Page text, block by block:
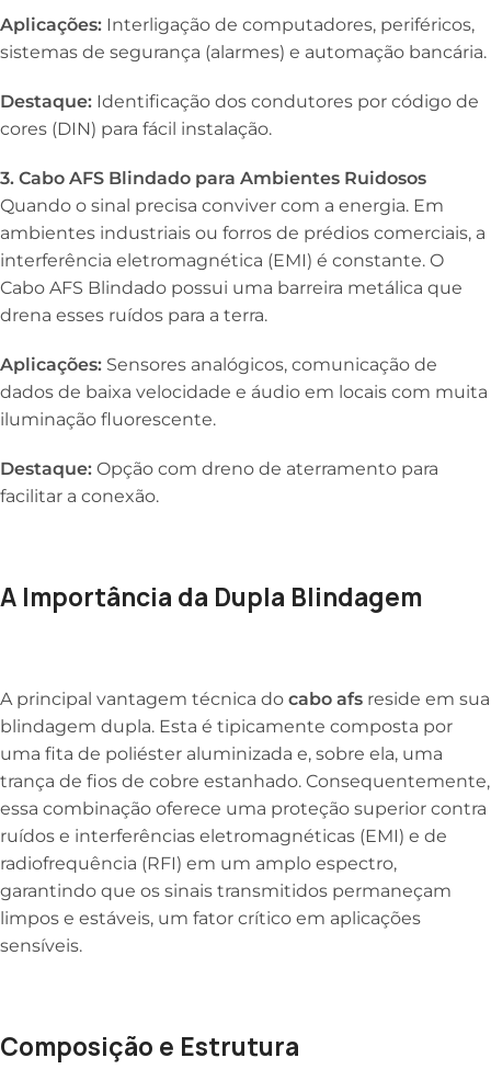
Aplicações: Interligação de computadores, periféricos,
sistemas de segurança (alarmes) e automação bancária.
Destaque: Identificação dos condutores por código de
cores (DIN) para fácil instalação.
3. Cabo AFS Blindado para Ambientes Ruidosos
Quando o sinal precisa conviver com a energia. Em
ambientes industriais ou forros de prédios comerciais, a
interferência eletromagnética (EMI) é constante. O
Cabo AFS Blindado possui uma barreira metálica que
drena esses ruídos para a terra.
Aplicações: Sensores analógicos, comunicação de
dados de baixa velocidade e áudio em locais com muita
iluminação fluorescente.
Destaque: Opção com dreno de aterramento para
facilitar a conexão.
A Importância da Dupla Blindagem
A principal vantagem técnica do cabo afs reside em sua
blindagem dupla. Esta é tipicamente composta por
uma fita de poliéster aluminizada e, sobre ela, uma
trança de fios de cobre estanhado. Consequentemente,
essa combinação oferece uma proteção superior contra
ruídos e interferências eletromagnéticas (EMI) e de
radiofrequência (RFI) em um amplo espectro,
garantindo que os sinais transmitidos permaneçam
limpos e estáveis, um fator crítico em aplicações
sensíveis.
Composição e Estrutura